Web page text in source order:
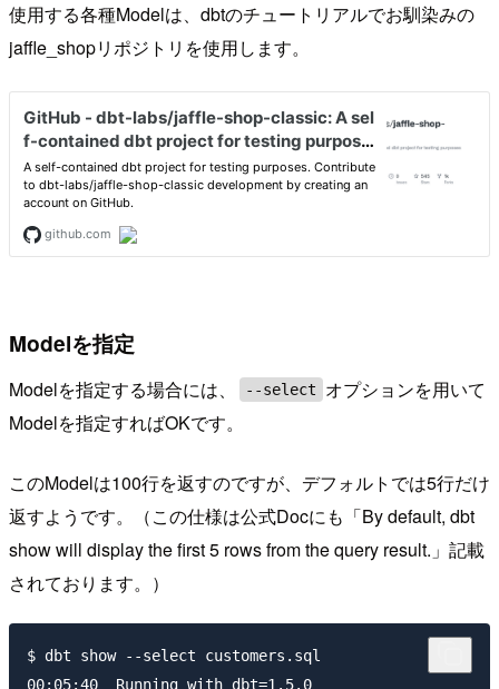
使用する各種Modelは、dbtのチュートリアルでお馴染みの
jaffle_shopリポジトリを使用します。
Modelを指定
Modelを指定する場合には、 --select
オプションを用いて
Modelを指定すればOKです。
このModelは100行を返すのですが、デフォルトでは5行だけ
返すようです。（この仕様は公式Docにも「By default, dbt
show will display the first 5 rows from the query result.」記載
されております。）
$ dbt show --select customers.sql
00:05:40  Running with dbt=1.5.0